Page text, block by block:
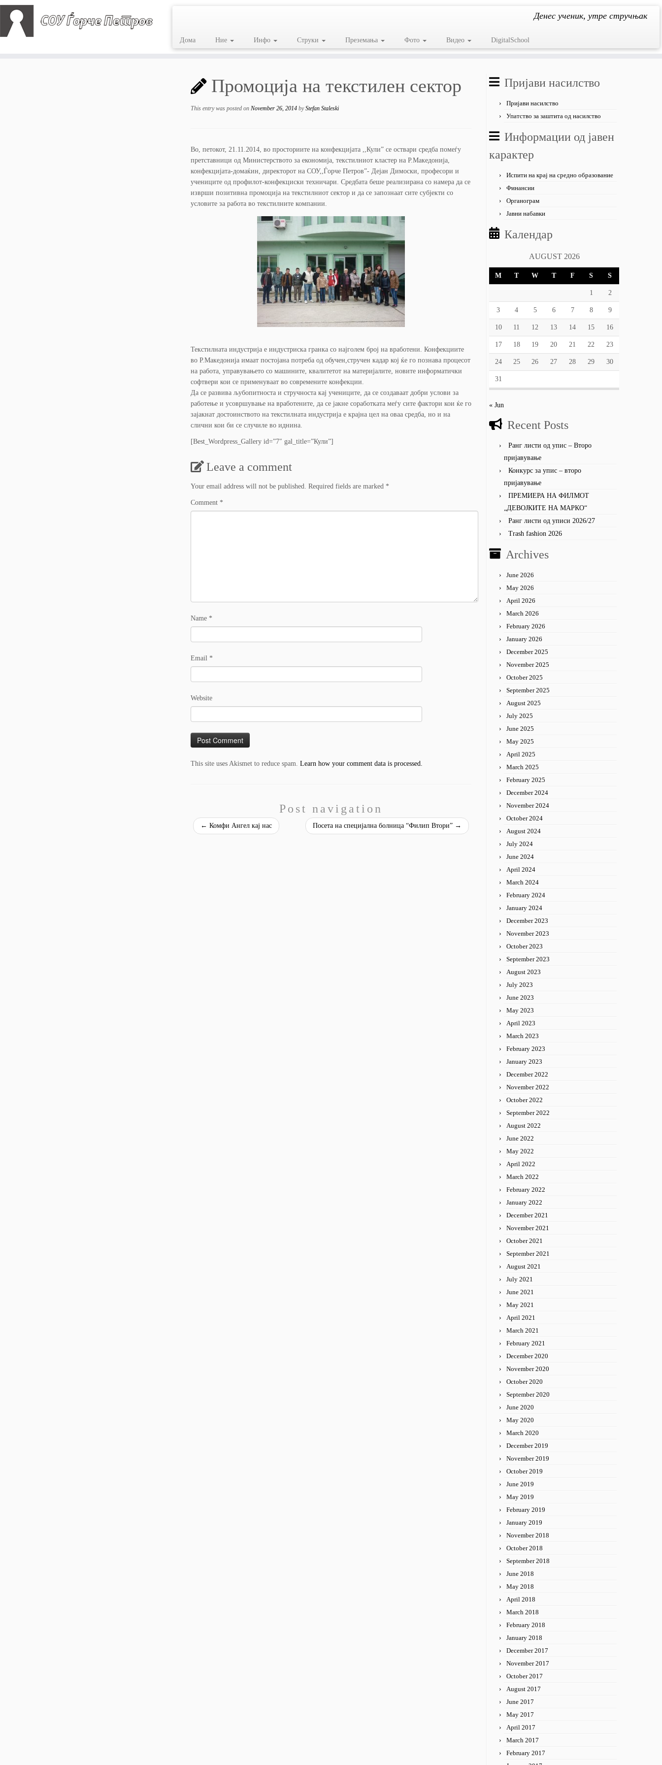
Денес ученик, утре стручњак
Дома Ние Инфо Струки Преземања Фото Видео DigitalSchool
Промоција на текстилен сектор
This entry was posted on November 26, 2014 byStefan Staleski
Во, петокот, 21.11.2014, во просториите на конфекцијата ,,Кули” се оствари средба помеѓу
претставници од Министерството за економија, текстилниот кластер на Р.Македонија,
конфекцијата-домаќин, директорот на СОУ,,Ѓорче Петров”- Дејан Димоски, професори и
учениците од профилот-конфекциски техничари. Средбата беше реализирана со намера да се
изврши позитивна промоција на текстилниот сектор и да се запознаат сите субјекти со
условите за работа во текстилните компании.
Текстилната индустрија е индустриска гранка со најголем број на вработени. Конфекциите
во Р.Македонија имаат постојана потреба од обучен,стручен кадар кој ќе го познава процесот
на работа, управувањето со машините, квалитетот на материјалите, новите информатички
софтвери кои се применуваат во современите конфекции.
Да се развива љубопитноста и стручноста кај учениците, да се создаваат добри услови за
работење и усовршување на вработените, да се јакне соработката меѓу сите фактори кои ќе го
зајакнат достоинството на текстилната индустрија е крајна цел на оваа средба, но и на
слични кои би се случиле во иднина.
[Best_Wordpress_Gallery id=”7″ gal_title=”Кули”]
Leave a comment
Your email address will not be published. Required fields are marked *
Comment *
Name *
Email *
Website
This site uses Akismet to reduce spam. Learn how your comment data is processed.
Post navigation
← Комфи Ангел кај нас Посета на специјална болница “Филип Втори” →
Пријави насилство
Пријави насилство
Упатство за заштита од насилство
Информации од јавен
карактер
Испити на крај на средно образование
Финансии
Органограм
Јавни набавки
Календар
AUGUST 2026
M T W T F S S
1 2
3 4 5 6 7 8 9
10 11 12 13 14 15 16
17 18 19 20 21 22 23
24 25 26 27 28 29 30
31
« Jun
Recent Posts
Ранг листи од упис – Второ
пријавување
Конкурс за упис – второ
пријавување
ПРЕМИЕРА НА ФИЛМОТ
„ДЕВОЈКИТЕ НА МАРКО“
Ранг листи од уписи 2026/27
Trash fashion 2026
Archives
June 2026
May 2026
April 2026
March 2026
February 2026
January 2026
December 2025
November 2025
October 2025
September 2025
August 2025
July 2025
June 2025
May 2025
April 2025
March 2025
February 2025
December 2024
November 2024
October 2024
August 2024
July 2024
June 2024
April 2024
March 2024
February 2024
January 2024
December 2023
November 2023
October 2023
September 2023
August 2023
July 2023
June 2023
May 2023
April 2023
March 2023
February 2023
January 2023
December 2022
November 2022
October 2022
September 2022
August 2022
June 2022
May 2022
April 2022
March 2022
February 2022
January 2022
December 2021
November 2021
October 2021
September 2021
August 2021
July 2021
June 2021
May 2021
April 2021
March 2021
February 2021
December 2020
November 2020
October 2020
September 2020
June 2020
May 2020
March 2020
December 2019
November 2019
October 2019
June 2019
May 2019
February 2019
January 2019
November 2018
October 2018
September 2018
June 2018
May 2018
April 2018
March 2018
February 2018
January 2018
December 2017
November 2017
October 2017
August 2017
June 2017
May 2017
April 2017
March 2017
February 2017